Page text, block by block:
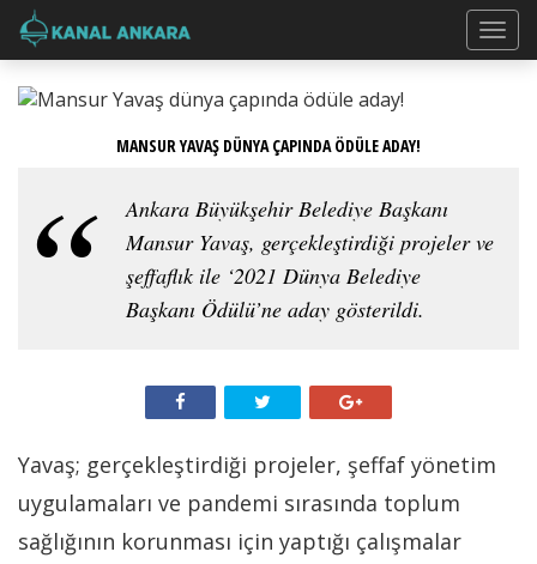
MANSUR YAVAŞ DÜNYA ÇAPINDA ÖDÜLE ADAY!
Ankara Büyükşehir Belediye Başkanı
Mansur Yavaş, gerçekleştirdiği projeler ve
şeffaflık ile ‘2021 Dünya Belediye
Başkanı Ödülü’ne aday gösterildi.
Yavaş; gerçekleştirdiği projeler, şeffaf yönetim
uygulamaları ve pandemi sırasında toplum
sağlığının korunması için yaptığı çalışmalar